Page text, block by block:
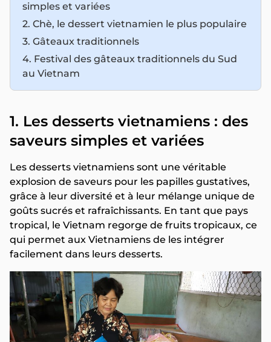
simples et variées
2. Chè, le dessert vietnamien le plus populaire
3. Gâteaux traditionnels
4. Festival des gâteaux traditionnels du Sud
au Vietnam
1. Les desserts vietnamiens : des
saveurs simples et variées
Les desserts vietnamiens sont une véritable
explosion de saveurs pour les papilles gustatives,
grâce à leur diversité et à leur mélange unique de
goûts sucrés et rafraîchissants. En tant que pays
tropical, le Vietnam regorge de fruits tropicaux, ce
qui permet aux Vietnamiens de les intégrer
facilement dans leurs desserts.